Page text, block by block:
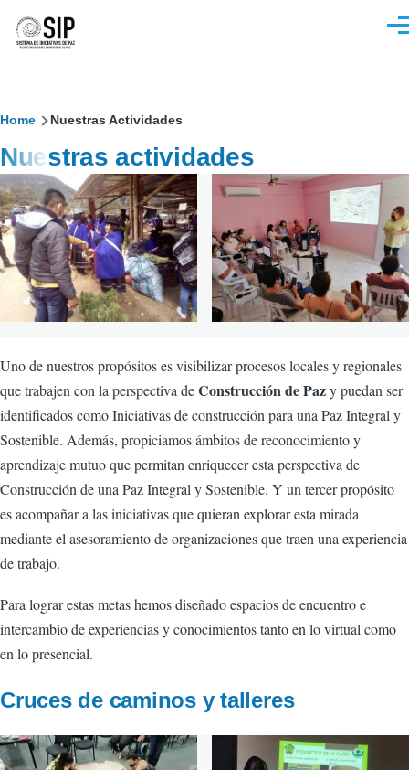
Sobrescribir
enlaces
de
ayuda
a
navegación
Home Nuestras Actividades
Nuestras actividades
Uno de nuestros propósitos es visibilizar procesos locales y regionales
que trabajen con la perspectiva deConstrucción de Pazy puedan ser
identificados como Iniciativas de construcción para una Paz Integral y
Sostenible. Además, propiciamos ámbitos de reconocimiento y
aprendizaje mutuo que permitan enriquecer esta perspectiva de
Construcción de una Paz Integral y Sostenible. Y un tercer propósito
es acompañar a las iniciativas que quieran explorar esta mirada
mediante el asesoramiento de organizaciones que traen una experiencia
de trabajo.
Para lograr estas metas hemos diseñado espacios de encuentro e
intercambio de experiencias y conocimientos tanto en lo virtual como
en lo presencial.
Cruces de caminos y talleres